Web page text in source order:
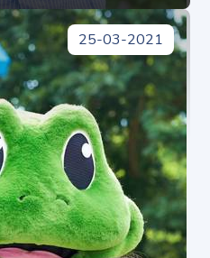
01-04-2023
25-03-2021